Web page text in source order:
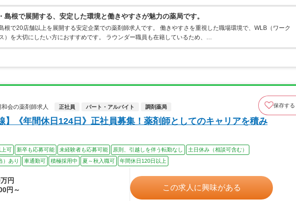
島根で展開する、安定した環境と働きやすさが魅力の薬局です。
根で20店舗以上を展開する安定企業での薬剤師求人です。 働きやすさを重視した職場環境で、WLB（ワーク
）を大切にしたい方におすすめです。 ラウンダー職員も在籍しているため、…
会の薬剤師求人
正社員 パート・アルバイト 調剤薬局 保存する
】《年間休日124日》正社員募集！薬剤師としてのキャリアを積み
上可 新卒も応募可能 未経験者も応募可能 原則、引越しを伴う転勤なし
土日休み（相談可含む）
）あり
車通勤可 積極採用中 夏～秋入職可 年間休日120日以上
円
円～
この求人に興味がある